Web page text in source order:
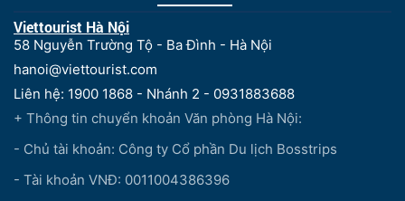
Viettourist Hà Nội
58 Nguyễn Trường Tộ - Ba Đình - Hà Nội
hanoi@viettourist.com
Liên hệ: 1900 1868 - Nhánh 2 - 0931883688
+ Thông tin chuyển khoản Văn phòng Hà Nội:
- Chủ tài khoản: Công ty Cổ phần Du lịch Bosstrips
- Tài khoản VNĐ: 0011004386396